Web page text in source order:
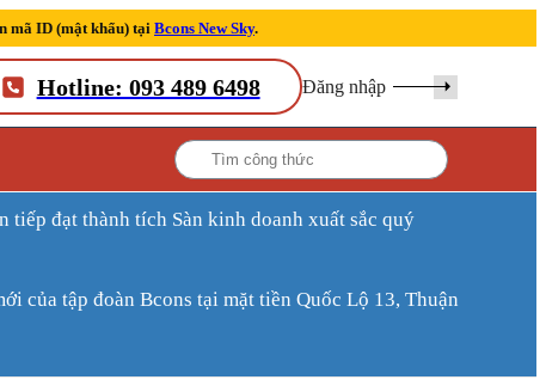
mã ID (mật khẩu) tại Bcons New Sky.
Hotline: 093 489 6498 Đăng nhập
của tập đoàn Bcons tại mặt tiền Quốc Lộ 13, Thuận